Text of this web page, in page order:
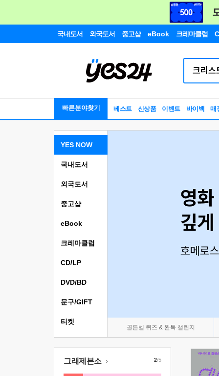
국내도서 외국도서 중고샵 eBook 크레마클럽
빠른분야찾기 베스트 신상품 이벤트 바이백 매
YES NOW
골든벨 퀴즈 & 완독 챌린지
국내도서
외국도서
중고샵
eBook
크레마클럽
CD/LP
DVD/BD
문구/GIFT
티켓
그래제본소 2/5